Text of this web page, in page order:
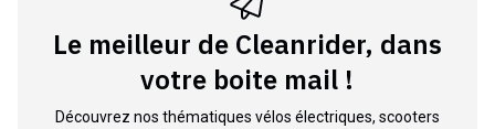
Le meilleur de Cleanrider, dans
votre boite mail !
Découvrez nos thématiques vélos électriques, scooters